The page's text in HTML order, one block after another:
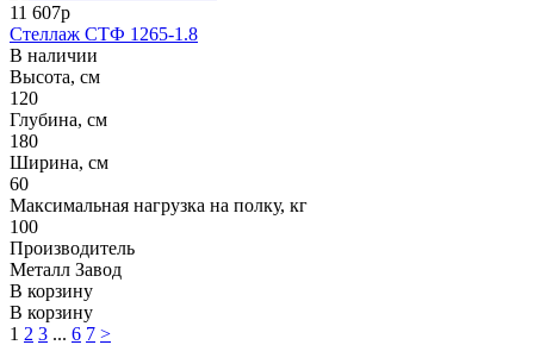
11 607р
Стеллаж СТФ 1265-1.8
В наличии
Высота, см
120
Глубина, см
180
Ширина, см
60
Максимальная нагрузка на полку, кг
100
Производитель
Металл Завод
В корзину
В корзину
1 2 3 ... 6 7 >